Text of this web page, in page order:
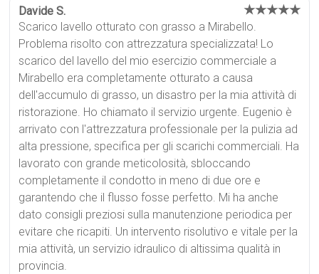
Davide S. ★★★★★
Scarico lavello otturato con grasso a Mirabello.
Problema risolto con attrezzatura specializzata! Lo
scarico del lavello del mio esercizio commerciale a
Mirabello era completamente otturato a causa
dell'accumulo di grasso, un disastro per la mia attività di
ristorazione. Ho chiamato il servizio urgente. Eugenio è
arrivato con l'attrezzatura professionale per la pulizia ad
alta pressione, specifica per gli scarichi commerciali. Ha
lavorato con grande meticolosità, sbloccando
completamente il condotto in meno di due ore e
garantendo che il flusso fosse perfetto. Mi ha anche
dato consigli preziosi sulla manutenzione periodica per
evitare che ricapiti. Un intervento risolutivo e vitale per la
mia attività, un servizio idraulico di altissima qualità in
provincia.